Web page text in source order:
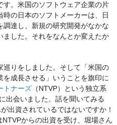
す。米国のソフトウェア企業の片
の日本のソフトメーカーは、日
達し、新規の研究開発がなかな
した。それをなんとか変えたか
巡りをしました。そして「米国の
成長させる」いうことを旗印に
トナーズ （NTVP）という独立系
出会いました。話を聞いてみる
出資されているではないですか！
からの出資を受け、堀場さん